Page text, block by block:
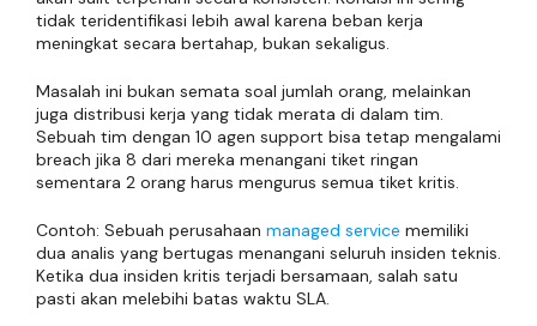
tidak teridentifikasi lebih awal karena beban kerja
meningkat secara bertahap, bukan sekaligus.
Masalah ini bukan semata soal jumlah orang, melainkan
juga distribusi kerja yang tidak merata di dalam tim.
Sebuah tim dengan 10 agen support bisa tetap mengalami
breach jika 8 dari mereka menangani tiket ringan
sementara 2 orang harus mengurus semua tiket kritis.
Contoh: Sebuah perusahaan managed service memiliki
dua analis yang bertugas menangani seluruh insiden teknis.
Ketika dua insiden kritis terjadi bersamaan, salah satu
pasti akan melebihi batas waktu SLA.